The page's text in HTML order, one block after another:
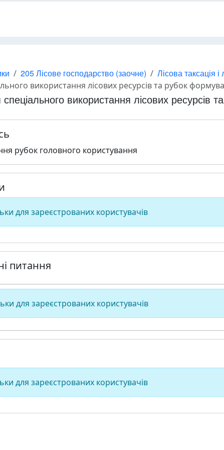
205 Лісове господарство (заочне) Лісова таксація
використання лісових ресурсів та рубок
використання лісових ресурсів
рубок головного користування
для зареєстрованих користувачів
питання
для зареєстрованих користувачів
для зареєстрованих користувачів